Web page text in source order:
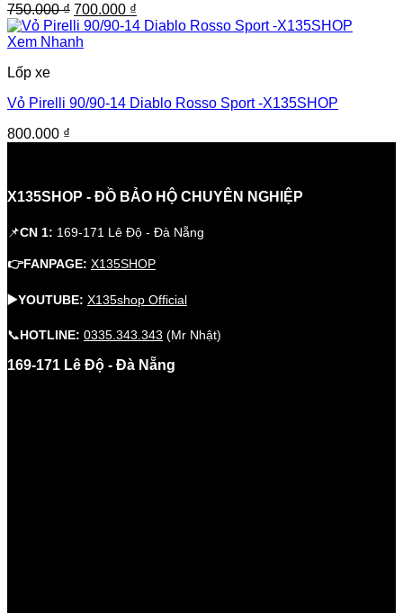
750.000₫ Giá
gốc
là:
700.000 ₫
hiện
Xem Nhanh
Lốp xe
Vỏ Pirelli 90/90-14 Diablo Rosso Sport -X135SHOP
800.000 ₫
X135SHOP - ĐỒ BẢO HỘ CHUYÊN NGHIỆP
📌CN 1: 169-171 Lê Độ - Đà Nẵng
👉FANPAGE: X135SHOP
▶️YOUTUBE: X135shop Official
📞HOTLINE: 0335.343.343 (Mr Nhật)
169-171 Lê Độ - Đà Nẵng